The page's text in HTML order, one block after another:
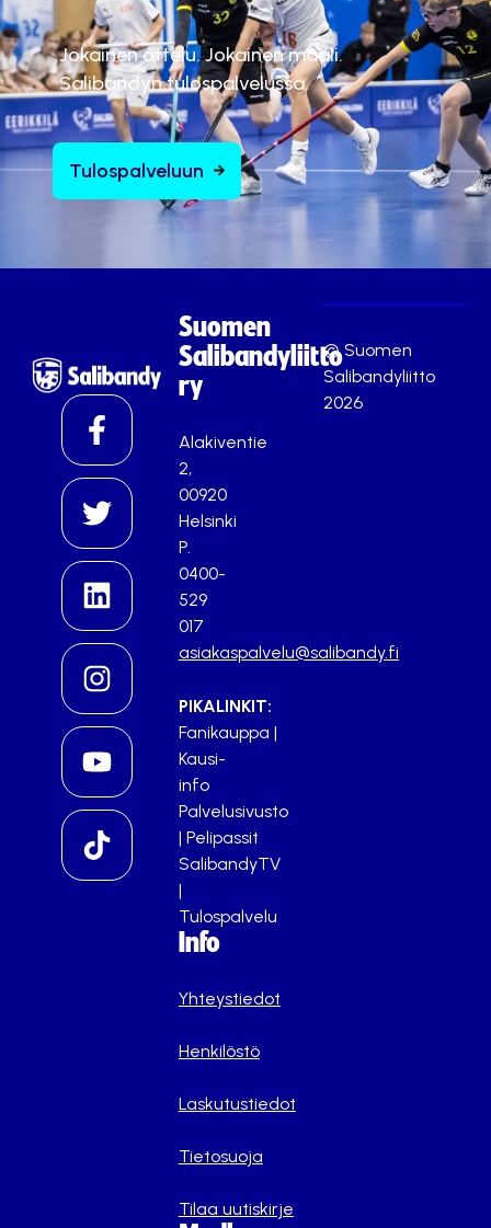
Jokainen ottelu. Jokainen maali.
Salibandyn tulospalvelussa.
Tulospalveluun
Suomen
Salibandyliitto
ry
Alakiventie
2,
00920
Helsinki
P.
0400-
529
017
asiakaspalvelu@salibandy.fi
PIKALINKIT:
Fanikauppa |
Kausi-
info
Palvelusivusto
| Pelipassit
SalibandyTV
|
Tulospalvelu
Info
Yhteystiedot
Henkilöstö
Laskutustiedot
Tietosuoja
Tilaa uutiskirje
© Suomen
Salibandyliitto
2026